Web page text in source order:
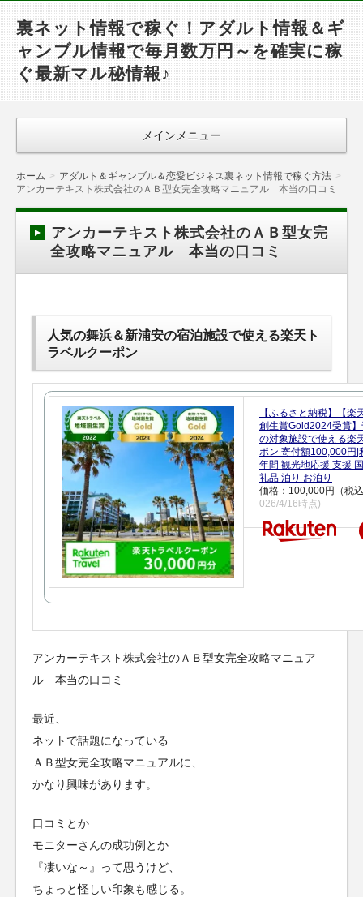
裏ネット情報で稼ぐ！アダルト情報＆ギ
ャンブル情報で毎月数万円～を確実に稼
ぐ最新マル秘情報♪
メインメニュー
ホーム
アダルト＆ギャンブル＆恋愛ビジネス裏ネット情報で稼ぐ方法
アンカーテキスト株式会社のＡＢ型女完全攻略マニュアル 本当の口コミ
アンカーテキスト株式会社のＡＢ型女完
全攻略マニュアル 本当の口コミ
人気の舞浜＆新浦安の宿泊施設で使える楽天ト
ラベルクーポン
【ふるさと納税】【楽
創生賞Gold2024受賞
の対象施設で使える楽
ポン 寄付額100,000円|
年間 観光地応援 支援
礼品 泊り お泊り
価格：100,000円（税
026/4/16時点)
アンカーテキスト株式会社のＡＢ型女完全攻略マニュア
ル 本当の口コミ
最近、
ネットで話題になっている
ＡＢ型女完全攻略マニュアルに、
かなり興味があります。
口コミとか
モニターさんの成功例とか
『凄いな～』って思うけど、
ちょっと怪しい印象も感じる。